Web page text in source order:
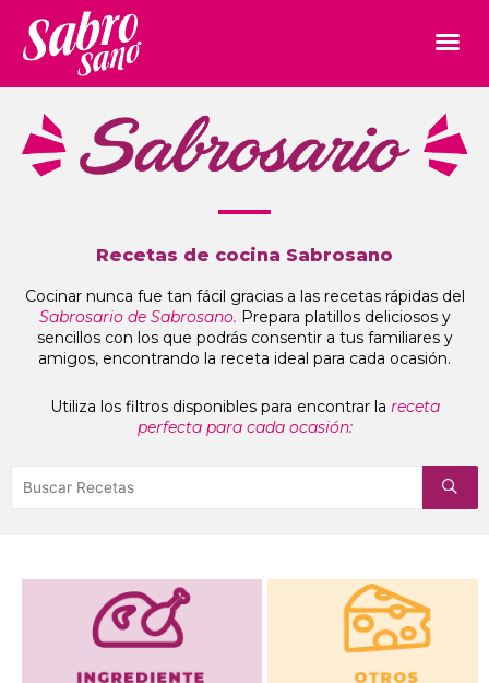
Recetas de cocina Sabrosano
Cocinar nunca fue tan fácil gracias a las recetas rápidas del
Sabrosario de Sabrosano. Prepara platillos deliciosos y
sencillos con los que podrás consentir a tus familiares y
amigos, encontrando la receta ideal para cada ocasión.
Utiliza los filtros disponibles para encontrar la receta
perfecta para cada ocasión:
Otros Ingredientes